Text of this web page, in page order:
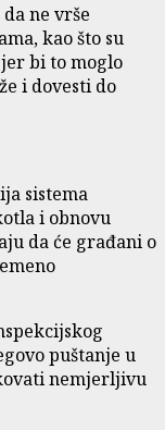
ne vrše
kao što su
bi to moglo
i dovesti do
sistema
i obnovu
da će građani o
puštanje u
nemjerljivu